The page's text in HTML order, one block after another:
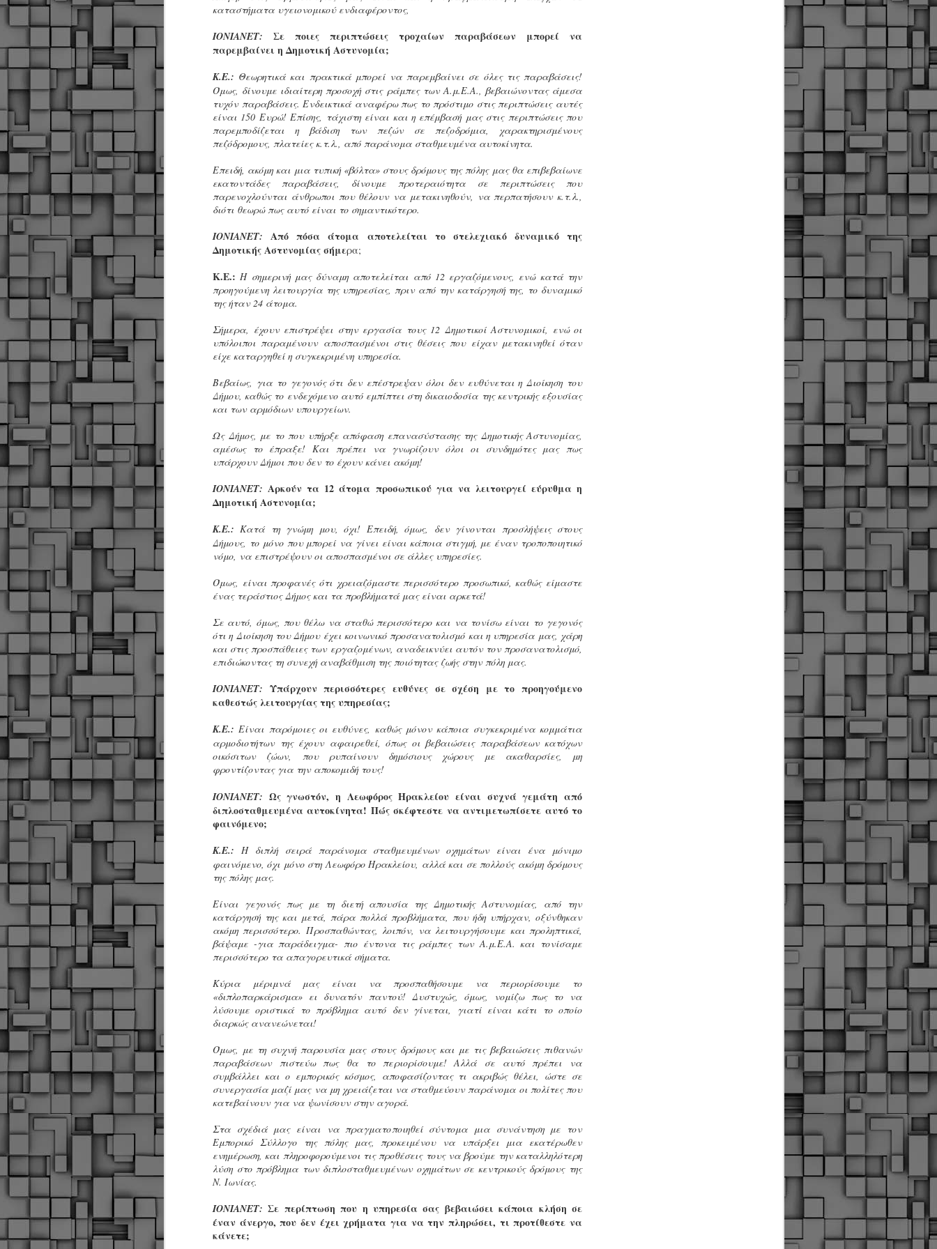
καταστήματα υγειονομικού ενδιαφέροντος,
ΙΟΝΙΑΝΕΤ: Σε ποιες περιπτώσεις τροχαίων παραβάσεων μπορεί να
παρεμβαίνει η Δημοτική Αστυνομία;
Κ.Ε.: Θεωρητικά και πρακτικά μπορεί να παρεμβαίνει σε όλες τις παραβάσεις!
Όμως, δίνουμε ιδιαίτερη προσοχή στις ράμπες των Α.μ.Ε.Α., βεβαιώνοντας άμεσα
τυχόν παραβάσεις. Ενδεικτικά αναφέρω πως το πρόστιμο στις περιπτώσεις αυτές
είναι 150 Ευρώ! Επίσης, τάχιστη είναι και η επέμβασή μας στις περιπτώσεις που
παρεμποδίζεται η βάδιση των πεζών σε πεζοδρόμια, χαρακτηρισμένους
πεζόδρομους, πλατείες κ.τ.λ., από παράνομα σταθμευμένα αυτοκίνητα.
Επειδή, ακόμη και μια τυπική «βόλτα» στους δρόμους της πόλης μας θα επιβεβαίωνε
εκατοντάδες παραβάσεις, δίνουμε προτεραιότητα σε περιπτώσεις που
παρενοχλούνται άνθρωποι που θέλουν να μετακινηθούν, να περπατήσουν κ.τ.λ.,
διότι θεωρώ πως αυτό είναι το σημαντικότερο.
ΙΟΝΙΑΝΕΤ: Από πόσα άτομα αποτελείται το στελεχιακό δυναμικό της
Δημοτικής Αστυνομίας σήμερα;
Κ.Ε.:Η σημερινή μας δύναμη αποτελείται από 12 εργαζόμενους, ενώ κατά την
προηγούμενη λειτουργία της υπηρεσίας, πριν από την κατάργησή της, το δυναμικό
της ήταν 24 άτομα.
Σήμερα, έχουν επιστρέψει στην εργασία τους 12 Δημοτικοί Αστυνομικοί, ενώ οι
υπόλοιποι παραμένουν αποσπασμένοι στις θέσεις που είχαν μετακινηθεί όταν
είχε καταργηθεί η συγκεκριμένη υπηρεσία.
Βεβαίως, για το γεγονός ότι δεν επέστρεψαν όλοι δεν ευθύνεται η Διοίκηση του
Δήμου, καθώς το ενδεχόμενο αυτό εμπίπτει στη δικαιοδοσία της κεντρικής εξουσίας
και των αρμόδιων υπουργείων.
Ως Δήμος, με το που υπήρξε απόφαση επανασύστασης της Δημοτικής Αστυνομίας,
αμέσως το έπραξε! Και πρέπει να γνωρίζουν όλοι οι συνδημότες μας πως
υπάρχουν Δήμοι που δεν το έχουν κάνει ακόμη!
ΙΟΝΙΑΝΕΤ: Αρκούν τα 12 άτομα προσωπικού για να λειτουργεί εύρυθμα η
Δημοτική Αστυνομία;
Κ.Ε.: Κατά τη γνώμη μου, όχι! Επειδή, όμως, δεν γίνονται προσλήψεις στους
Δήμους, το μόνο που μπορεί να γίνει είναι κάποια στιγμή, με έναν τροποποιητικό
νόμο, να επιστρέψουν οι αποσπασμένοι σε άλλες υπηρεσίες.
Όμως, είναι προφανές ότι χρειαζόμαστε περισσότερο προσωπικό, καθώς είμαστε
ένας τεράστιος Δήμος και τα προβλήματά μας είναι αρκετά!
Σε αυτό, όμως, που θέλω να σταθώ περισσότερο και να τονίσω είναι το γεγονός
ότι η Διοίκηση του Δήμου έχει κοινωνικό προσανατολισμό και η υπηρεσία μας, χάρη
και στις προσπάθειες των εργαζομένων, αναδεικνύει αυτόν τον προσανατολισμό,
επιδιώκοντας τη συνεχή αναβάθμιση της ποιότητας ζωής στην πόλη μας.
ΙΟΝΙΑΝΕΤ: Υπάρχουν περισσότερες ευθύνες σε σχέση με το προηγούμενο
καθεστώς λειτουργίας της υπηρεσίας;
Κ.Ε.: Είναι παρόμοιες οι ευθύνες, καθώς μόνον κάποια συγκεκριμένα κομμάτια
αρμοδιοτήτων της έχουν αφαιρεθεί, όπως οι βεβαιώσεις παραβάσεων κατόχων
οικόσιτων ζώων, που ρυπαίνουν δημόσιους χώρους με ακαθαρσίες, μη
φροντίζοντας για την αποκομιδή τους!
ΙΟΝΙΑΝΕΤ: Ως γνωστόν, η Λεωφόρος Ηρακλείου είναι συχνά γεμάτη από
διπλοσταθμευμένα αυτοκίνητα! Πώς σκέφτεστε να αντιμετωπίσετε αυτό το
φαινόμενο;
Κ.Ε.: Η διπλή σειρά παράνομα σταθμευμένων οχημάτων είναι ένα μόνιμο
φαινόμενο, όχι μόνο στη Λεωφόρο Ηρακλείου, αλλά και σε πολλούς ακόμη δρόμους
της πόλης μας.
Είναι γεγονός πως με τη διετή απουσία της Δημοτικής Αστυνομίας, από την
κατάργησή της και μετά, πάρα πολλά προβλήματα, που ήδη υπήρχαν, οξύνθηκαν
ακόμη περισσότερο. Προσπαθώντας, λοιπόν, να λειτουργήσουμε και προληπτικά,
βάψαμε -για παράδειγμα- πιο έντονα τις ράμπες των Α.μ.Ε.Α. και τονίσαμε
περισσότερο τα απαγορευτικά σήματα.
Κύρια μέριμνά μας είναι να προσπαθήσουμε να περιορίσουμε το
«διπλοπαρκάρισμα» ει δυνατόν παντού! Δυστυχώς, όμως, νομίζω πως το να
λύσουμε οριστικά το πρόβλημα αυτό δεν γίνεται, γιατί είναι κάτι το οποίο
διαρκώς ανανεώνεται!
Όμως, με τη συχνή παρουσία μας στους δρόμους και με τις βεβαιώσεις πιθανών
παραβάσεων πιστεύω πως θα το περιορίσουμε! Αλλά σε αυτό πρέπει να
συμβάλλει και ο εμπορικός κόσμος, αποφασίζοντας τι ακριβώς θέλει, ώστε σε
συνεργασία μαζί μας να μη χρειάζεται να σταθμεύουν παράνομα οι πολίτες που
κατεβαίνουν για να ψωνίσουν στην αγορά.
Στα σχέδιά μας είναι να πραγματοποιηθεί σύντομα μια συνάντηση με τον
Εμπορικό Σύλλογο της πόλης μας, προκειμένου να υπάρξει μια εκατέρωθεν
ενημέρωση, και πληροφορούμενοι τις προθέσεις τους να βρούμε την καταλληλότερη
λύση στο πρόβλημα των διπλοσταθμευμένων οχημάτων σε κεντρικούς δρόμους της
Ν. Ιωνίας.
ΙΟΝΙΑΝΕΤ: Σε περίπτωση που η υπηρεσία σας βεβαιώσει κάποια κλήση σε
έναν άνεργο, που δεν έχει χρήματα για να την πληρώσει, τι προτίθεστε να
κάνετε;
σύμφωνα με τις διατάξεις του
Ν. 4830/2021.
δημιουργηθεί ένταση στο
αύξησε κατά 1,36% τις θέσεις στάθμευσης για άτομα με
αναπηρία. Δεκαεπτά εγκαταλελειμμένα οχήματα
απομακρύνθηκαν μέσα σε τρεις μήνες από τους δρόμους.
Με σταθερά βήματα και προσήλωση στο όραμα για μια πόλη
πιο ανθρώπινη, λειτουργική και δίκαιη, ο Δήμος Σερρών
επιταχύνει την υλοποίηση του Σχεδίου Βιώσιμης Αστικής
Κινητικότητας (ΣΒΑΚ).
APR
8
Δημοτική Αστυνομία Σερρών : Αυτόφορη διαδικασία
και Διοικητικό πρόστιμο 3.000€ σε πολίτη για
παράνομες κοπές δέντρων στην περιοχή Καλλιθέα
Δημοτική Αστυνομία και Τμήμα Πρασίνου του Δήμου Σερρών
δέντρα στην Καλλιθέα
Με αποφασιστικότητα και άμεσα αντανακλαστικά
λειτούργησαν οι υπηρεσίες του Δήμου Σερρών, βάζοντας
Συγκεκριμένα, την Τρίτη 7 Απριλίου 2026, μετά από αξιοποίηση
σχετικής καταγγελίας, πραγματοποιήθηκε συντονισμένη
με το Τμήμα Πρασίνου του Δήμου Σερρών.
29
αναφορικά με το πρόγραμμα εισαγωγικής
εκπαίδευσης των διορισθέντος Δημοτικών
και Μουζακίου το 2ο μέρος της Θεωρητικής
εκπαίδευσης 4/5 - 31/5
Στη έκδοση εγκυκλιου οδηγιών σχετικά με το χρονοδιάγραμμα
Δ.Α. της προκήρυξης 1Κ/2024, προχώρησε Τμήμα Εποπτείας
ανθρωπίνου Δυναμικού Δημοτικής Αστυνομίας, της Δ/νσης
Προσωπικού Τοπ. Αυτοδιοίκησης, της Γενικής Γραμματείας
27
Απόφαση 16458 με θέμα;: «Εισαγωγική Εκπαίδευση -
Επιμόρφωση του ειδικού ένστολου προσωπικού της
δημοτικής αστυνομίας»
τίτλο: «Εισαγωγική Εκπαίδευση - Επιμόρφωση του ειδικού
ένστολου προσωπικού της δημοτικής αστυνομίας».
MAR
19
Φωτορεπορτάζ από τις ορκωμοσίες των
νεοπροσληφθέντων Δημοτιοκών Αστυνομικών
Συνεχίζονται οι ορκωμοσίες των νέων Δημοτικών Αστυνομικών
σε δήμους της χώρας. Το Dimastin, αναζητεί σχετικό
φωτογραφικό υλικό στο διαδίκτυο και σας το παρουσιάζει σε
αυτή την ανάρτηση. Επίσης, σας καλούμε, αν διαπιστώσετε ότι
φωτογραφικό τους υλικό στο dimasthes@gmail.gr ώστε να το
δημοσιεύουμε εδώ, άμεσα.
MAR
18
Θεσσαλονίκη: Ορκίστηκαν οι 75 νέοι δημοτικοί
αστυνομικοί – Τι τους ζήτησε ο Αγγελούδης
Ενισχύεται το έργο της δημοτικής αστυνομίας στο δήμο
ορκίστηκαν οι 75 νέοι δημοτικοί αστυνομικοί.
ευκαιρία να είμαι σήμερα στην ορκωμοσία τους.
MAR
17
Ξεκίνησαν εδώ και μια εβδομάδα οι αφίξεις των
νεοπροσληφθέντων Δημοτικών Αστυνομικών στους
δήμους και οι ορκωμοσίες τους - Πλήρες
Φωτογραφικό ρεπορτάζ
Μεγάλες μέρες ζει ο "οργανισμός" της Δημοτικής Αστυνομίας!
Αστυνομία έχουν να γίνουν από το 2010. Δεκαέξι ολόκληρα
χρόνια! Και βέβαια, ακόμη και με αυτές τις προσλήψεις, δεν
φτάνουμε ούτε τα 2/3 των Δημοτικών Αστυνομικών που
υπηρετούσαν το 2013 προ της κατάργησης της υπηρεσίας με
είναι...
MAR
2
Δημοτική Αστυνομία Θεσσαλονίκης: Διμηνιαίος
απολογισμός ελέγχων τήρησης νομοθεσίας
δεσποζόμενων Ζώων συντροφιάς
Τον απολογισμό των δράσεων ελέγχου για τα ζώα συντροφιάς
Δημοτική Αστυνομία Θεσσαλονίκης, με στόχο την προστασία των
ζώων και την ομαλή συμβίωση στην πόλη.
FEB
ΣτΕ: Οριστική απόρριψη της επαναφοράς του 13ου